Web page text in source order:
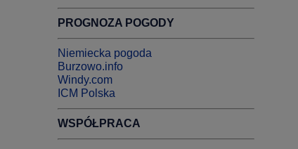
PROGNOZA POGODY
Niemiecka pogoda
Burzowo.info
Windy.com
ICM Polska
WSPÓŁPRACA